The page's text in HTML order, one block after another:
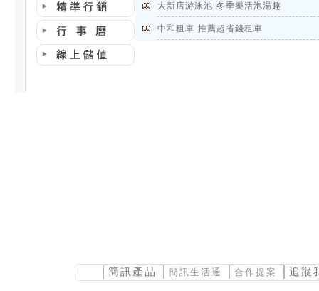
大新店游泳池-冬季樂活泡湯趣
中和租車-推薦超省錢租車
簡訊產品 簡訊生活通 合作提案 │追蹤